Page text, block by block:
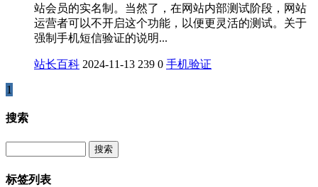
站会员的实名制。当然了，在网站内部测试阶段，网站
运营者可以不开启这个功能，以便更灵活的测试。关于
强制手机短信验证的说明...
站长百科 2024-11-13 239 0 手机验证
1
搜索
标签列表